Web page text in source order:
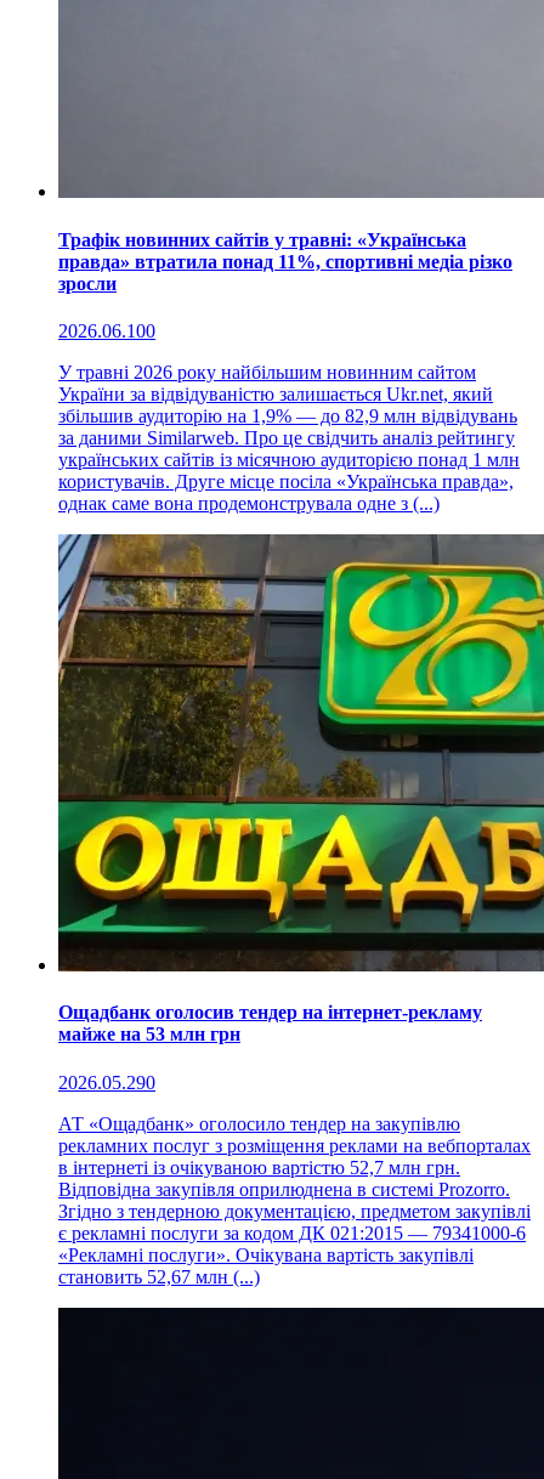
Трафік новинних сайтів у травні: «Українська
правда» втратила понад 11%, спортивні медіа різко
зросли
2026.06.100
У травні 2026 року найбільшим новинним сайтом
України за відвідуваністю залишається Ukr.net, який
збільшив аудиторію на 1,9% — до 82,9 млн відвідувань
за даними Similarweb. Про це свідчить аналіз рейтингу
українських сайтів із місячною аудиторією понад 1 млн
користувачів. Друге місце посіла «Українська правда»,
однак саме вона продемонструвала одне з (...)
Ощадбанк оголосив тендер на інтернет-рекламу
майже на 53 млн грн
2026.05.290
АТ «Ощадбанк» оголосило тендер на закупівлю
рекламних послуг з розміщення реклами на вебпорталах
в інтернеті із очікуваною вартістю 52,7 млн грн.
Відповідна закупівля оприлюднена в системі Prozorro.
Згідно з тендерною документацією, предметом закупівлі
є рекламні послуги за кодом ДК 021:2015 — 79341000-6
«Рекламні послуги». Очікувана вартість закупівлі
становить 52,67 млн (...)